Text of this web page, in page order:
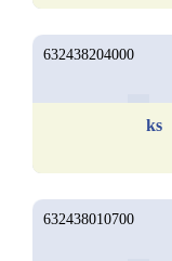
632438204000
ks
632438010700